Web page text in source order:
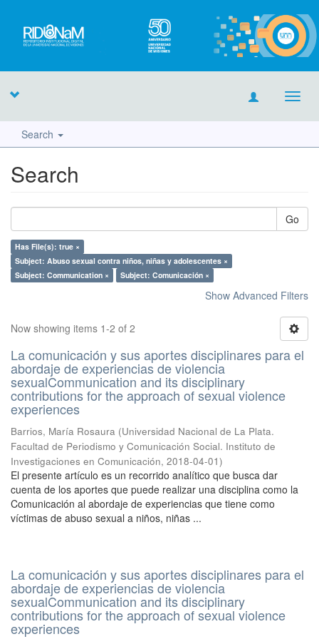
Search
Search
Go
Has File(s): true ×
Subject: Abuso sexual contra niños, niñas y adolescentes ×
Subject: Communication ×
Subject: Comunicación ×
Show Advanced Filters
Now showing items 1-2 of 2
La comunicación y sus aportes disciplinares para el
abordaje de experiencias de violencia
sexualCommunication and its disciplinary
contributions for the approach of sexual violence
experiences
Barrios, María Rosaura (Universidad Nacional de La Plata.
Facultad de Periodismo y Comunicación Social. Instituto de
Investigaciones en Comunicación, 2018-04-01)
El presente artículo es un recorrido analítico que busca dar
cuenta de los aportes que puede realizar una disciplina como la
Comunicación al abordaje de experiencias que tiene como
víctimas de abuso sexual a niños, niñas ...
La comunicación y sus aportes disciplinares para el
abordaje de experiencias de violencia
sexualCommunication and its disciplinary
contributions for the approach of sexual violence
experiences